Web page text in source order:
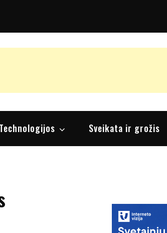
Technologijos Sveikata ir grožis